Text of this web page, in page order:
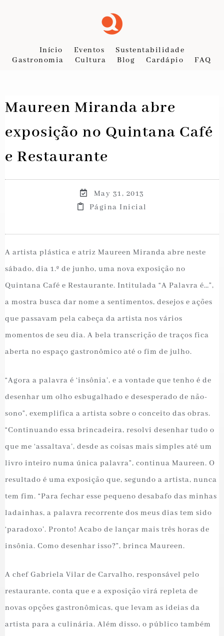
Início Eventos
Sustentabilidade
Gastronomia
Cultura Blog Cardápio FAQ
Maureen Miranda abre
exposição no Quintana Café
e Restaurante
May 31, 2013
Página Inicial
A artista plástica e atriz Maureen Miranda abre neste
sábado, dia 1.º de junho, uma nova exposição no
Quintana Café e Restaurante. Intitulada “A Palavra é…”,
a mostra busca dar nome a sentimentos, desejos e ações
que passavam pela cabeça da artista nos vários
momentos de seu dia. A bela transcrição de traços fica
aberta no espaço gastronômico até o fim de julho.
“Agora a palavra é ‘insônia’, e a vontade que tenho é de
desenhar um olho esbugalhado e desesperado de não-
sono”, exemplifica a artista sobre o conceito das obras.
“Continuando essa brincadeira, resolvi desenhar tudo o
que me ‘assaltava’, desde as coisas mais simples até um
livro inteiro numa única palavra”, continua Maureen. O
resultado é uma exposição que, segundo a artista, nunca
tem fim. “Para fechar esse pequeno desabafo das minhas
ladainhas, a palavra recorrente dos meus dias tem sido
‘paradoxo’. Pronto! Acabo de lançar mais três horas de
insônia. Como desenhar isso?”, brinca Maureen.
A chef Gabriela Vilar de Carvalho, responsável pelo
restaurante, conta que e a exposição virá repleta de
novas opções gastronômicas, que levam as ideias da
artista para a culinária. Além disso, o público também